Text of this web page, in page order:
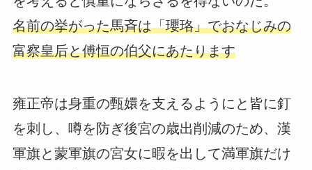
名前の挙がった馬斉は「瓔珞」でおなじみの
富察皇后と傅恒の伯父にあたります
雍正帝は身重の甄嬛を支えるようにと皆に釘
を刺し、噂を防ぎ後宮の歳出削減のため、漢
軍旗と蒙軍旗の宮女に暇を出して満軍旗だけ